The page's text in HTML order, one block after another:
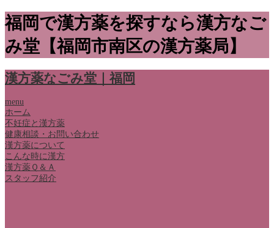
福岡で漢方薬を探すなら漢方なご
み堂【福岡市南区の漢方薬局】
漢方薬なごみ堂｜福岡
menu
ホーム
不妊症と漢方薬
健康相談・お問い合わせ
漢方薬について
こんな時に漢方
漢方薬Ｑ＆Ａ
スタッフ紹介